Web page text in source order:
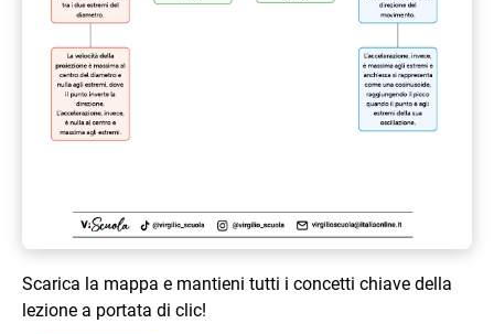
Scarica la mappa e mantieni tutti i concetti chiave della
lezione a portata di clic!